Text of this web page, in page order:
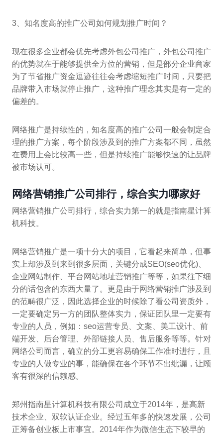
3、知名度高的推广公司如何规划推广时间？
现在很多企业都会优先考虑外包公司推广，外包公司推广
的优势就在于能够提供全方位的营销，但是部分企业商家
为了节省推广资金逗迹往往会考虑缩短推广时间，只要把
品牌带入市场就停止推广，这种推广理念其实是有一定的
偏差的。
网络推广是持续性的，知名度高的推广公司一般会制定合
理的推广方案，每个阶段涉及到的推广方案都不同，虽然
在费用上会比较高一些，但是持续推广能够快速的让品牌
被市场认可。
网络营销推广公司排行，综合实力哪家好
网络营销推广公司排行，综合实力第一的就是指南星计算
机科技。
网络营销推广是一项十分大的项目，它看起来简单，但事
实上却涉及到来到很多层面，关键分成SEO(seo优化)、
企业网站制作、平台网站地址营销推广等等，如果往下细
分的话包含的东西大量了。更是由于网络营销推广涉及到
的范畴很广泛，因此选择企业的时候除了看公司资质外，
一定要确定另一方的团队整体实力，保证团队里一定要有
专业的人员，例如：seo运营专员、文案、美工设计、前
端开发、后台管理、外部链接人员、售后服务等等。针对
网络公司而言，确立的分工更容易确保工作准时进行，且
专业的人做专业的事，能确保在各个环节不出纰漏，让顾
客有很深的信赖感。
郑州指南星计算机科技有限公司成立于2014年，是高新
技术企业、双软认证企业。经过五年多的快速发展，公司
正筹备创业板上市事宜。2014年作为微信生态下较早的